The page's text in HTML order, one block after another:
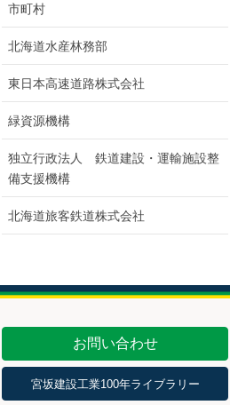
市町村
北海道水産林務部
東日本高速道路株式会社
緑資源機構
独立行政法人 鉄道建設・運輸施設整
備支援機構
北海道旅客鉄道株式会社
お問い合わせ
宮坂建設工業100年ライブラリー